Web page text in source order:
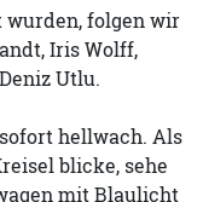
wurden, folgen wir
Iris Wolff,
Utlu.
hellwach. Als
blicke, sehe
mit Blaulicht